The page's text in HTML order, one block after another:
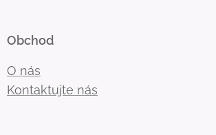
Obchod
O nás
Kontaktujte nás